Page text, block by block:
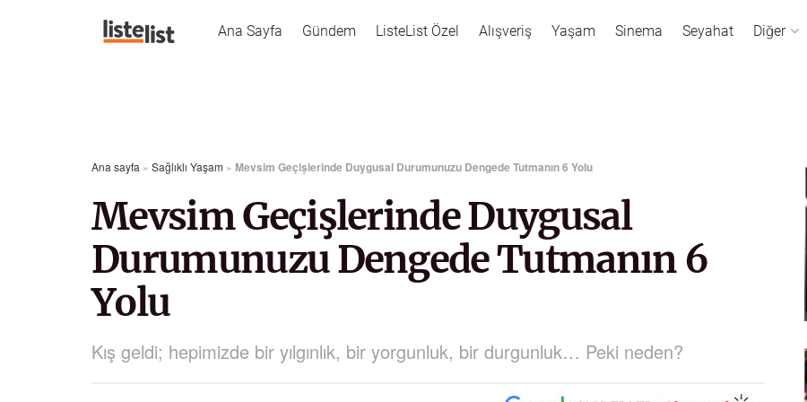
Ana Sayfa Gündem ListeList Özel Alışveriş Yaşam Sinema Seyahat Diğer
Ana sayfa » Sağlıklı Yaşam » Mevsim Geçişlerinde Duygusal Durumunuzu Dengede Tutmanın 6 Yolu
Mevsim Geçişlerinde Duygusal
Durumunuzu Dengede Tutmanın 6
Yolu
Kış geldi; hepimizde bir yılgınlık, bir yorgunluk, bir durgunluk… Peki neden?